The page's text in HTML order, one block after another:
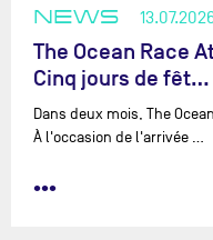
NEWS
The Ocean Race
Cinq jours de fêt…
Dans deux mois, The
À l'occasion de l'arrivée …
•••